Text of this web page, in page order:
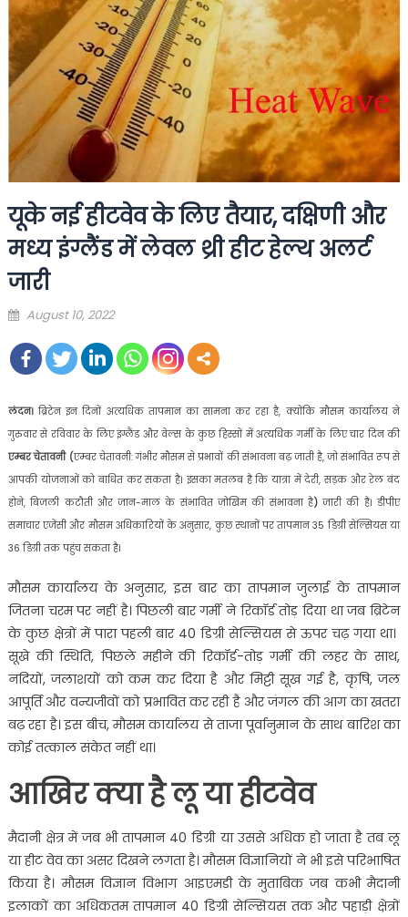
यूके नई हीटवेव के लिए तैयार, दक्षिणी और
मध्य इंग्लैंड में लेवल थ्री हीट हेल्थ अलर्ट
जारी
Posted
August 10, 2022
लंदन।ब्रिटेन इन दिनों अत्यधिक तापमान का सामना कर रहा है, क्योंकि मौसम कार्यालय ने
गुरुवार से रविवार के लिए इंग्लैंड और वेल्स के कुछ हिस्सों में अत्यधिक गर्मी के लिए चार दिन की
एम्बर चेतावनी (एम्बर चेतावनी: गंभीर मौसम से प्रभावों की संभावना बढ़ जाती है, जो संभावित रूप से
आपकी योजनाओं को बाधित कर सकता है। इसका मतलब है कि यात्रा में देरी, सड़क और रेल बंद
होने, बिजली कटौती और जान-माल के संभावित जोखिम की संभावना है)जारी की है। डीपीए
समाचार एजेंसी और मौसम अधिकारियों के अनुसार, कुछ स्थानों पर तापमान 35 डिग्री सेल्सियस या
36 डिग्री तक पहुंच सकता है।
मौसम कार्यालय के अनुसार, इस बार का तापमान जुलाई के तापमान
जितना चरम पर नहीं है। पिछली बार गर्मी ने रिकॉर्ड तोड़ दिया था जब ब्रिटेन
के कुछ क्षेत्रों में पारा पहली बार 40 डिग्री सेल्सियस से ऊपर चढ़ गया था।
सूखे की स्थिति, पिछले महीने की रिकॉर्ड-तोड़ गर्मी की लहर के साथ,
नदियों, जलाशयों को कम कर दिया है और मिट्टी सूख गई है, कृषि, जल
आपूर्ति और वन्यजीवों को प्रभावित कर रही है और जंगल की आग का खतरा
बढ़ रहा है। इस बीच, मौसम कार्यालय से ताजा पूर्वानुमान के साथ बारिश का
कोई तत्काल संकेत नहीं था।
आखिर क्‍या है लू या हीटवेव
मैदानी क्षेत्र में जब भी तापमान 40 डिग्री या उससे अधिक हो जाता है तब लू
या हीट वेव का असर दिखने लगता है। मौसम विज्ञानियों ने भी इसे परिभाषित
किया है। मौसम विज्ञान विभाग आइएमडी के मुताबिक जब कभी मैदानी
इलाकों का अधिकतम तापमान 40 डिग्री सेल्सियस तक और पहाड़ी क्षेत्रों